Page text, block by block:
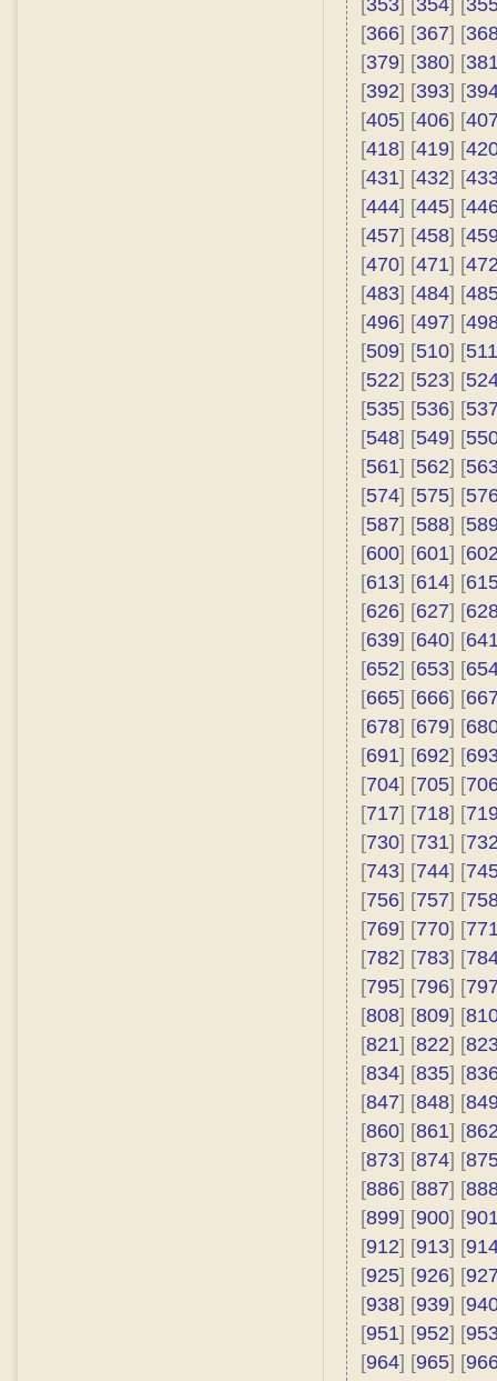
[353] [354] [
[366] [367] [
[379] [380] [
[392] [393] [
[405] [406] [
[418] [419] [
[431] [432] [
[444] [445] [
[457] [458] [
[470] [471] [
[483] [484] [
[496] [497] [
[509] [510] [511
[522] [523] [
[535] [536] [
[548] [549] [
[561] [562] [
[574] [575] [
[587] [588] [
[600] [601] [
[613] [614] [
[626] [627] [
[639] [640] [
[652] [653] [
[665] [666] [
[678] [679] [
[691] [692] [
[704] [705] [
[717] [718] [
[730] [731] [
[743] [744] [
[756] [757] [
[769] [770] [
[782] [783] [
[795] [796] [
[808] [809] [
[821] [822] [
[834] [835] [
[847] [848] [
[860] [861] [
[873] [874] [
[886] [887] [
[899] [900] [
[912] [913] [
[925] [926] [
[938] [939] [
[951] [952] [
[964] [965] [